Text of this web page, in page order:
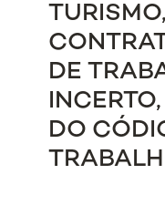
DE
DO